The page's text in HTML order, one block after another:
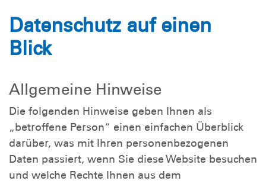
Datenschutz auf einen
Blick
Allgemeine Hinweise
Die folgenden Hinweise geben Ihnen als
„betroffene Person“ einen einfachen Überblick
darüber, was mit Ihren personenbezogenen
Daten passiert, wenn Sie diese Website besuchen
und welche Rechte Ihnen aus dem